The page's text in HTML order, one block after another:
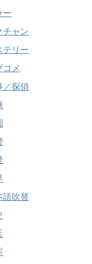
ー
チャン
テリー
コメ
／探偵
語吹替